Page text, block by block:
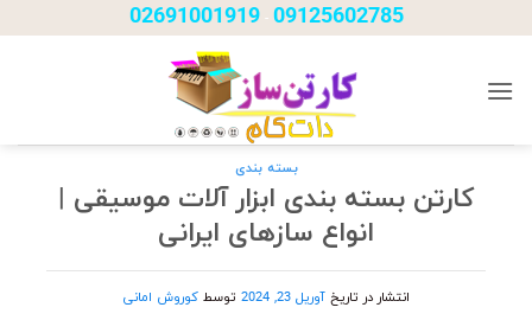
to
09125602785
-
02691001919
بسته بندی
کارتن بسته بندی ابزار آلات موسیقی |
انواع سازهای ایرانی
انتشار در تاریخ آوریل 23, 2024 توسط کوروش امانی